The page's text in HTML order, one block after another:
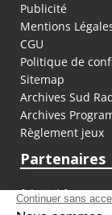
Publicité
Mentions
CGU
Politique de
Sitemap
Archives Sud
Archives
Règlement jeux
Partenaires
fiducial.fr